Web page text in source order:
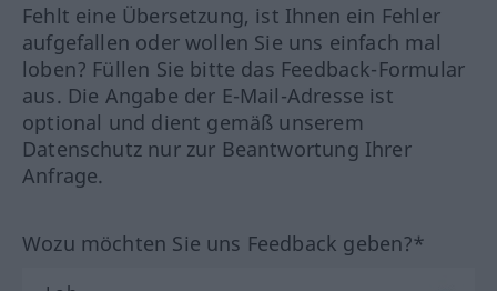
Fehlt eine Übersetzung, ist Ihnen ein Fehler
aufgefallen oder wollen Sie uns einfach mal
loben? Füllen Sie bitte das Feedback-Formular
aus. Die Angabe der E-Mail-Adresse ist
optional und dient gemäß unserem
Datenschutz nur zur Beantwortung Ihrer
Anfrage.
Wozu möchten Sie uns Feedback geben?*